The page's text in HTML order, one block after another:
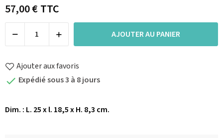
57,00 €TTC
AJOUTER AU PANIER
Ajouter aux favoris
 Expédié sous 3 à 8 jours
Dim. : L. 25 x l. 18,5 x H. 8,3 cm.